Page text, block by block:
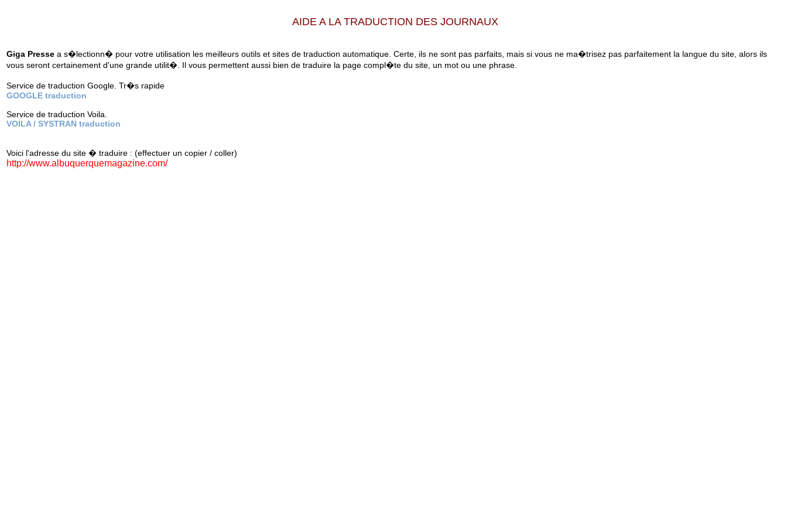
AIDE A LA TRADUCTION DES JOURNAUX
Giga Presse a s�lectionn� pour votre utilisation les meilleurs outils et sites de traduction automatique. Certe, ils ne sont pas parfaits, mais si vous ne ma�trisez pas parfaitement la langue du site, alors ils
vous seront certainement d'une grande utilit�. Il vous permettent aussi bien de traduire la page compl�te du site, un mot ou une phrase.
Service de traduction Google. Tr�s rapide
GOOGLE traduction
Service de traduction Voila.
VOILA / SYSTRAN traduction
Voici l'adresse du site � traduire : (effectuer un copier / coller)
http://www.albuquerquemagazine.com/